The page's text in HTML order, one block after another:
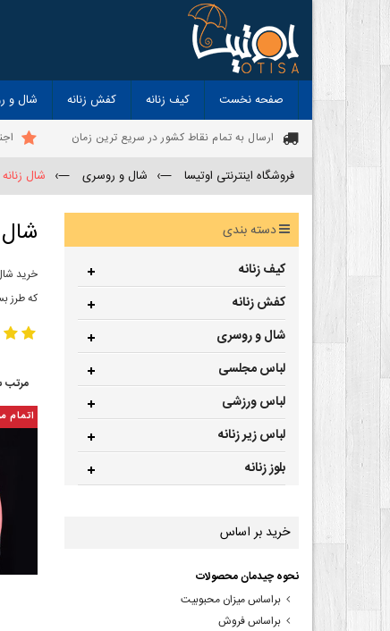
صفحه نخست کیف زنانه کفش زنانه شال و
ارسال به تمام نقاط کشور در سریع ترین زمان
فروشگاه اینترنتی اوتیسا —› شال و روسری —› شال زنانه
شال
خرید
که طرز
مرتب
اتمام
دسته بندی
کیف زنانه
کفش زنانه
شال و روسری
لباس مجلسی
لباس ورزشی
لباس زیر زنانه
بلوز زنانه
خرید بر اساس
نحوه چیدمان محصولات
براساس میزان محبوبیت
براساس فروش